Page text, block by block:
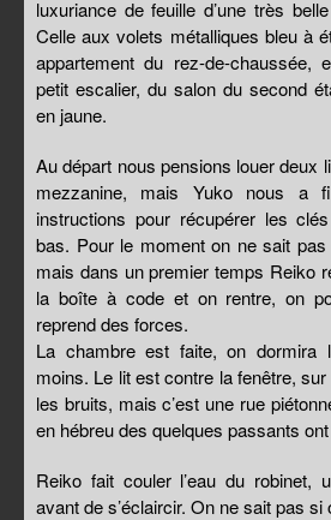
luxuriance de feuille d’une très
Celle aux volets métalliques bleu à
appartement du rez-de-chaussée,
petit escalier, du salon du second
en jaune.
Au départ nous pensions louer deux
mezzanine, mais Yuko nous a
instructions pour récupérer les
bas. Pour le moment on ne sait pas
mais dans un premier temps Reiko
la boîte à code et on rentre, on
reprend des forces.
La chambre est faite, on dormira
moins. Le lit est contre la fenêtre,
les bruits, mais c’est une rue
en hébreu des quelques passants
Reiko fait couler l’eau du robinet,
avant de s’éclaircir. On ne sait pas si